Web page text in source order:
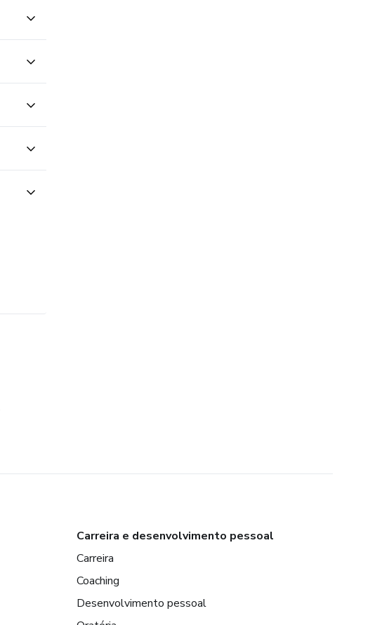
Carreira e desenvolvimento pessoal
Carreira
Coaching
Desenvolvimento pessoal